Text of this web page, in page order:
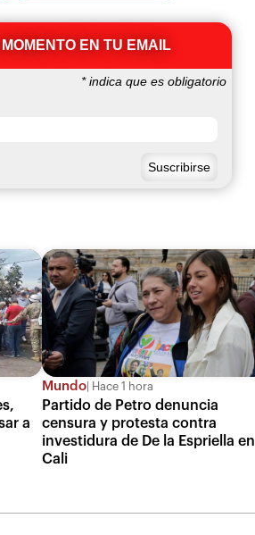
EN TU EMAIL
*indica que es obligatorio
a
Mundo Hace 1 hora
Partido de Petro denuncia
censura y protesta contra
investidura de De la Espriella en
Cali